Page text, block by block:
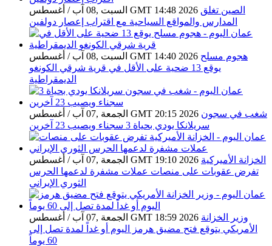
السبت ,08 آب / أغسطس GMT 14:48 2026 الصين تغلق
المدارس والمواقع السياحية مع اقتراب إعصار دولفين
السبت ,08 آب / أغسطس GMT 14:40 2026 هجوم مسلح
يوقع 13 ضحية على الأقل في قرية شرقي الكونغو
الديمقراطية
الجمعة ,07 آب / أغسطس GMT 20:15 2026 شغب في سجون
سريلانكا يودي بحياة 3 سجناء ويصيب 23 آخرين
الجمعة ,07 آب / أغسطس GMT 19:10 2026 الخزانة الأميركية
تفرض عقوبات على منصات عملات مشفرة لدعمها الحرس
الثوري الإيراني
الجمعة ,07 آب / أغسطس GMT 18:59 2026 وزير الخزانة
الأمريكي يتوقع فتح مضيق هرمز اليوم أو غداً لمدة تصل إلى
60 يوماً